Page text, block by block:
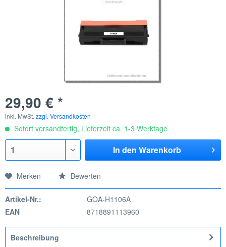
29,90 € *
inkl. MwSt. zzgl. Versandkosten
Sofort versandfertig, Lieferzeit ca. 1-3 Werktage
In den Warenkorb
Merken Bewerten
Artikel-Nr.:
GOA-H1106A
EAN
8718891113960
Beschreibung